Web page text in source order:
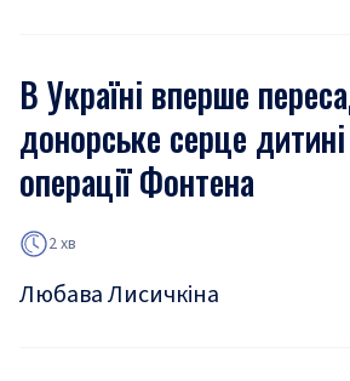
В Україні вперше
донорське серце
операції Фонтена
2 хв
Любава Лисичкіна